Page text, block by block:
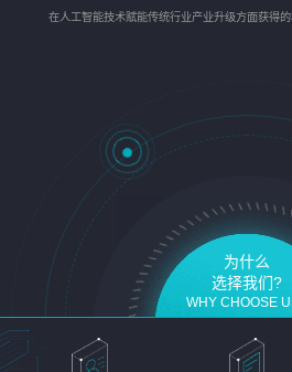
在人工智能技术赋能传统行业产业升级方面获得
为什么
选择我们?
WHY CHOOSE